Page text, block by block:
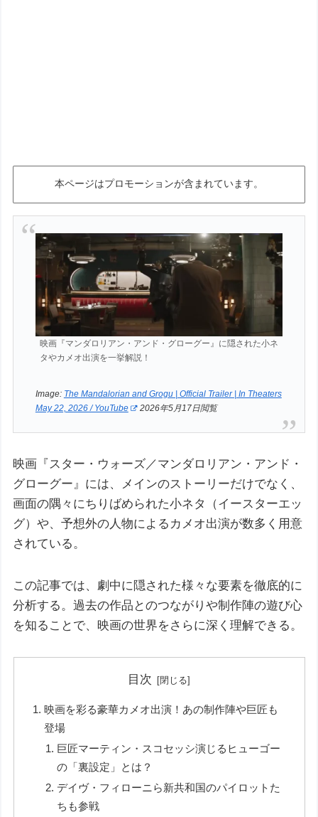
本ページはプロモーションが含まれています。
映画『マンダロリアン・アンド・グローグー』に隠された小ネ
タやカメオ出演を一挙解説！
Image: The Mandalorian and Grogu | Official Trailer | In Theaters
May 22, 2026 / YouTube
2026年5月17日閲覧
映画『スター・ウォーズ／マンダロリアン・アンド・
グローグー』には、メインのストーリーだけでなく、
画面の隅々にちりばめられた小ネタ（イースターエッ
グ）や、予想外の人物によるカメオ出演が数多く用意
されている。
この記事では、劇中に隠された様々な要素を徹底的に
分析する。過去の作品とのつながりや制作陣の遊び心
を知ることで、映画の世界をさらに深く理解できる。
目次
映画を彩る豪華カメオ出演！あの制作陣や巨匠も
登場
巨匠マーティン・スコセッシ演じるヒューゴー
の「裏設定」とは？
デイヴ・フィローニら新共和国のパイロットた
ちも参戦